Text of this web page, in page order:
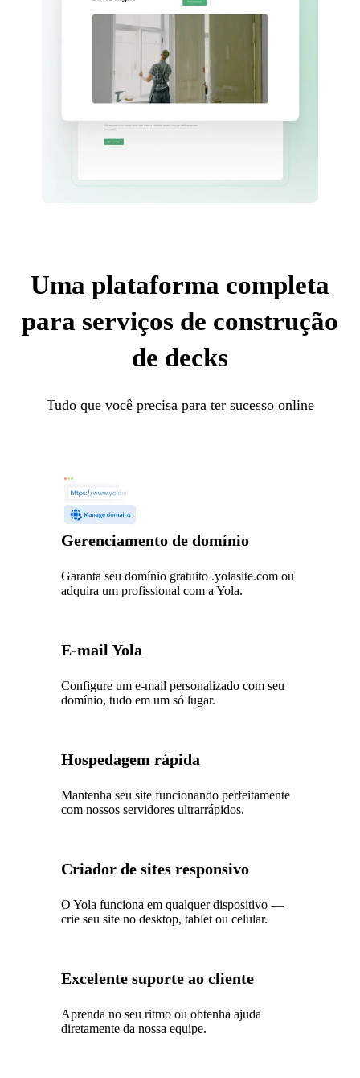
Uma plataforma completa
para serviços de construção
de decks
Tudo que você precisa para ter sucesso online
Gerenciamento de domínio
Garanta seu domínio gratuito .yolasite.com ou
adquira um profissional com a Yola.
E-mail Yola
Configure um e-mail personalizado com seu
domínio, tudo em um só lugar.
Hospedagem rápida
Mantenha seu site funcionando perfeitamente
com nossos servidores ultrarrápidos.
Criador de sites responsivo
O Yola funciona em qualquer dispositivo —
crie seu site no desktop, tablet ou celular.
Excelente suporte ao cliente
Aprenda no seu ritmo ou obtenha ajuda
diretamente da nossa equipe.